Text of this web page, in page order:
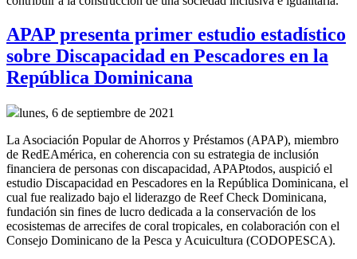
APAP presenta primer estudio estadístico
sobre Discapacidad en Pescadores en la
República Dominicana
lunes, 6 de septiembre de 2021
La Asociación Popular de Ahorros y Préstamos (APAP), miembro
de RedEAmérica, en coherencia con su estrategia de inclusión
financiera de personas con discapacidad, APAPtodos, auspició el
estudio Discapacidad en Pescadores en la República Dominicana, el
cual fue realizado bajo el liderazgo de Reef Check Dominicana,
fundación sin fines de lucro dedicada a la conservación de los
ecosistemas de arrecifes de coral tropicales, en colaboración con el
Consejo Dominicano de la Pesca y Acuicultura (CODOPESCA).